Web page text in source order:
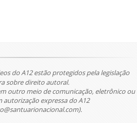
do A12 estão protegidos pela legislação
sobre direito autoral.
outro meio de comunicação, eletrônico ou
autorização expressa do A12